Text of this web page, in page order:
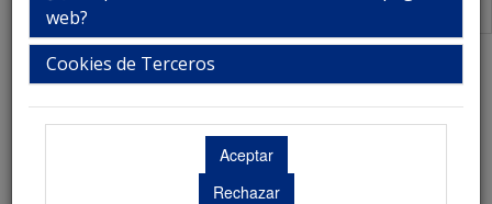
web?
Cookies de Terceros
Validación FENIN
Colaboradores